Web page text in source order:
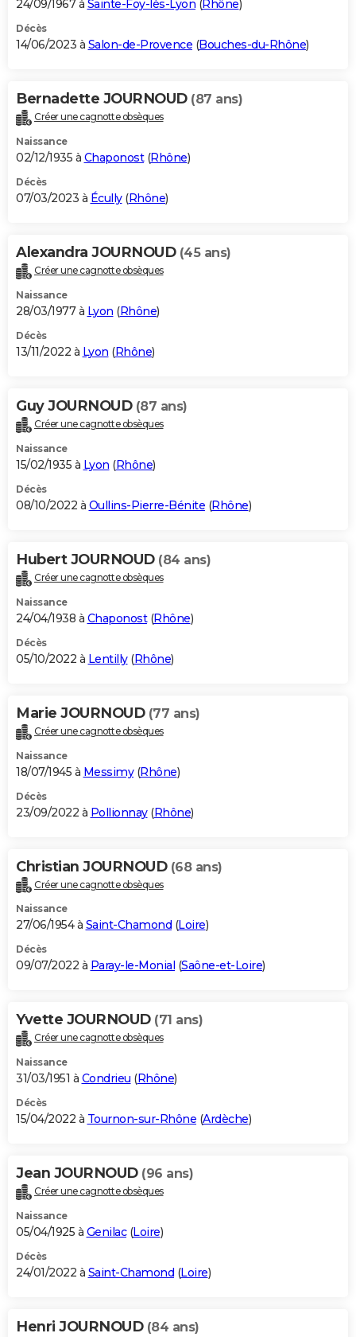
24/09/1967 à Sainte-Foy-lès-Lyon (Rhône)
Décès
14/06/2023 à Salon-de-Provence (Bouches-du-Rhône)
Bernadette JOURNOUD (87 ans)
Créer une cagnotte obsèques
Naissance
02/12/1935 à Chaponost(Rhône)
Décès
07/03/2023 à Écully(Rhône)
Alexandra JOURNOUD (45 ans)
Créer une cagnotte obsèques
Naissance
28/03/1977 à Lyon (Rhône)
Décès
13/11/2022 à Lyon (Rhône)
Guy JOURNOUD (87 ans)
Créer une cagnotte obsèques
Naissance
15/02/1935 à Lyon (Rhône)
Décès
08/10/2022 à Oullins-Pierre-Bénite (Rhône)
Hubert JOURNOUD (84 ans)
Créer une cagnotte obsèques
Naissance
24/04/1938 à Chaponost(Rhône)
Décès
05/10/2022 à Lentilly(Rhône)
Marie JOURNOUD (77 ans)
Créer une cagnotte obsèques
Naissance
18/07/1945 à Messimy(Rhône)
Décès
23/09/2022 à Pollionnay(Rhône)
Christian JOURNOUD (68 ans)
Créer une cagnotte obsèques
Naissance
27/06/1954 à Saint-Chamond (Loire)
Décès
09/07/2022 à Paray-le-Monial (Saône-et-Loire)
Yvette JOURNOUD (71 ans)
Créer une cagnotte obsèques
Naissance
31/03/1951 à Condrieu (Rhône)
Décès
15/04/2022 à Tournon-sur-Rhône (Ardèche)
Jean JOURNOUD (96 ans)
Créer une cagnotte obsèques
Naissance
05/04/1925 à Genilac(Loire)
Décès
24/01/2022 à Saint-Chamond (Loire)
Henri JOURNOUD (84 ans)